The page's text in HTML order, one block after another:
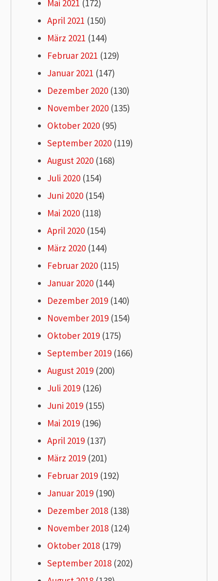
Mai 2021 (172)
April 2021 (150)
März 2021 (144)
Februar 2021 (129)
Januar 2021 (147)
Dezember 2020 (130)
November 2020 (135)
Oktober 2020 (95)
September 2020 (119)
August 2020 (168)
Juli 2020 (154)
Juni 2020 (154)
Mai 2020 (118)
April 2020 (154)
März 2020 (144)
Februar 2020 (115)
Januar 2020 (144)
Dezember 2019 (140)
November 2019 (154)
Oktober 2019 (175)
September 2019 (166)
August 2019 (200)
Juli 2019 (126)
Juni 2019 (155)
Mai 2019 (196)
April 2019 (137)
März 2019 (201)
Februar 2019 (192)
Januar 2019 (190)
Dezember 2018 (138)
November 2018 (124)
Oktober 2018 (179)
September 2018 (202)